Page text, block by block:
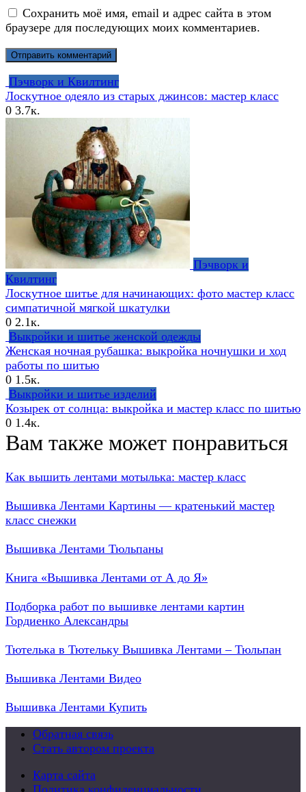
Сохранить моё имя, email и адрес сайта в этом
браузере для последующих моих комментариев.
Пэчворк и Квилтинг
Лоскутное одеяло из старых джинсов: мастер класс
0 3.7к.
Пэчворк и
Квилтинг
Лоскутное шитье для начинающих: фото мастер класс
симпатичной мягкой шкатулки
0 2.1к.
Выкройки и шитье женской одежды
Женская ночная рубашка: выкройка ночнушки и ход
работы по шитью
0 1.5к.
Выкройки и шитье изделий
Козырек от солнца: выкройка и мастер класс по шитью
0 1.4к.
Вам также может понравиться
Как вышить лентами мотылька: мастер класс
Вышивка Лентами Картины — кратенький мастер
класс снежки
Вышивка Лентами Тюльпаны
Книга «Вышивка Лентами от А до Я»
Подборка работ по вышивке лентами картин
Гордиенко Александры
Тютелька в Тютельку Вышивка Лентами – Тюльпан
Вышивка Лентами Видео
Вышивка Лентами Купить
Обратная связь
Стать автором проекта
Карта сайта
Политика конфиденциальности